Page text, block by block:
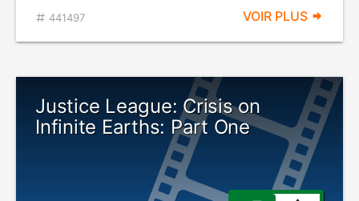
441497 VOIR PLUS
Justice League: Crisis on
Infinite Earths: Part One